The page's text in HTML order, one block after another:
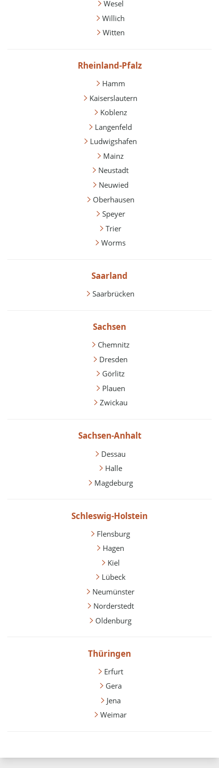
Wesel
Willich
Witten
Rheinland-Pfalz
Hamm
Kaiserslautern
Koblenz
Langenfeld
Ludwigshafen
Mainz
Neustadt
Neuwied
Oberhausen
Speyer
Trier
Worms
Saarland
Saarbrücken
Sachsen
Chemnitz
Dresden
Görlitz
Plauen
Zwickau
Sachsen-Anhalt
Dessau
Halle
Magdeburg
Schleswig-Holstein
Flensburg
Hagen
Kiel
Lübeck
Neumünster
Norderstedt
Oldenburg
Thüringen
Erfurt
Gera
Jena
Weimar